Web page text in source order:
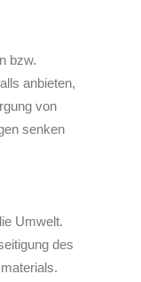
bzw.
anbieten,
von
senken
Umwelt.
des